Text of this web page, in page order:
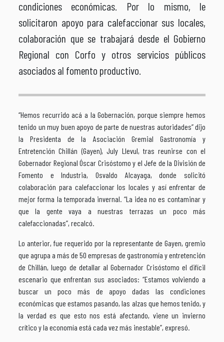
condiciones económicas. Por lo mismo, le
solicitaron apoyo para calefaccionar sus locales,
colaboración que se trabajará desde el Gobierno
Regional con Corfo y otros servicios públicos
asociados al fomento productivo.
“Hemos recurrido acá a la Gobernación, porque siempre hemos
tenido un muy buen apoyo de parte de nuestras autoridades” dijo
la Presidenta de la Asociación Gremial Gastronomía y
Entretención Chillán (Gayen), July Llevul, tras reunirse con el
Gobernador Regional Óscar Crisóstomo y el Jefe de la División de
Fomento e Industria, Osvaldo Alcayaga, donde solicitó
colaboración para calefaccionar los locales y así enfrentar de
mejor forma la temporada invernal. “La idea no es contaminar y
que la gente vaya a nuestras terrazas un poco más
calefaccionadas”, recalcó.
Lo anterior, fue requerido por la representante de Gayen, gremio
que agrupa a más de 50 empresas de gastronomía y entretención
de Chillán, luego de detallar al Gobernador Crisóstomo el difícil
escenario que enfrentan sus asociados: “Estamos volviendo a
buscar un poco más de apoyo dadas las condiciones
económicas que estamos pasando, las alzas que hemos tenido, y
la verdad es que esto nos está afectando, viene un invierno
crítico y la economía está cada vez más inestable”, expresó.